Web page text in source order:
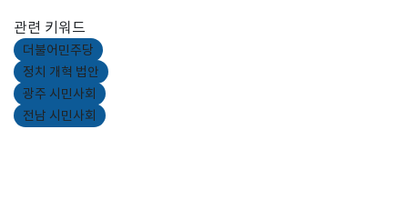
관련 키워드
더불어민주당
정치 개혁 법안
광주 시민사회
전남 시민사회